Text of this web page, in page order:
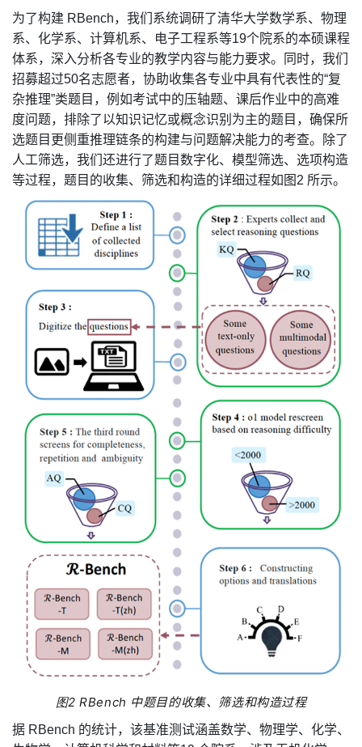
为了构建 RBench，我们系统调研了清华大学数学系、物理
系、化学系、计算机系、电子工程系等19个院系的本硕课程
体系，深入分析各专业的教学内容与能力要求。同时，我们
招募超过50名志愿者，协助收集各专业中具有代表性的“复
杂推理”类题目，例如考试中的压轴题、课后作业中的高难
度问题，排除了以知识记忆或概念识别为主的题目，确保所
选题目更侧重推理链条的构建与问题解决能力的考查。除了
人工筛选，我们还进行了题目数字化、模型筛选、选项构造
等过程，题目的收集、筛选和构造的详细过程如图2 所示。
图2 RBench 中题目的收集、筛选和构造过程
据 RBench 的统计，该基准测试涵盖数学、物理学、化学、